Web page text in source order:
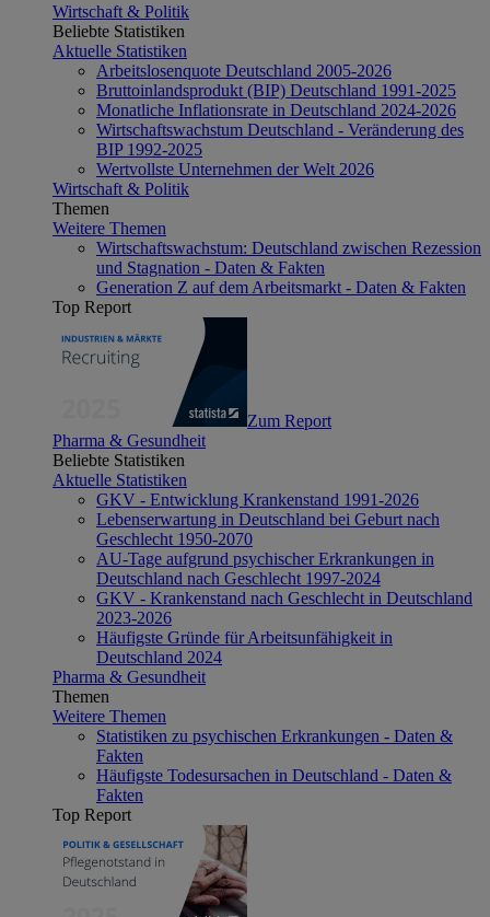
Wirtschaft & Politik
Beliebte Statistiken
Aktuelle Statistiken
Arbeitslosenquote Deutschland 2005-2026
Bruttoinlandsprodukt (BIP) Deutschland 1991-2025
Monatliche Inflationsrate in Deutschland 2024-2026
Wirtschaftswachstum Deutschland - Veränderung des
BIP 1992-2025
Wertvollste Unternehmen der Welt 2026
Wirtschaft & Politik
Themen
Weitere Themen
Wirtschaftswachstum: Deutschland zwischen Rezession
und Stagnation - Daten & Fakten
Generation Z auf dem Arbeitsmarkt - Daten & Fakten
Top Report
Zum Report
Pharma & Gesundheit
Beliebte Statistiken
Aktuelle Statistiken
GKV - Entwicklung Krankenstand 1991-2026
Lebenserwartung in Deutschland bei Geburt nach
Geschlecht 1950-2070
AU-Tage aufgrund psychischer Erkrankungen in
Deutschland nach Geschlecht 1997-2024
GKV - Krankenstand nach Geschlecht in Deutschland
2023-2026
Häufigste Gründe für Arbeitsunfähigkeit in
Deutschland 2024
Pharma & Gesundheit
Themen
Weitere Themen
Statistiken zu psychischen Erkrankungen - Daten &
Fakten
Häufigste Todesursachen in Deutschland - Daten &
Fakten
Top Report